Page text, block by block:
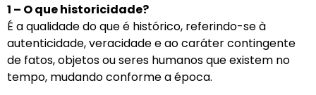
1 – O que historicidade?
É a qualidade do que é histórico, referindo-se à
autenticidade, veracidade e ao caráter contingente
de fatos, objetos ou seres humanos que existem no
tempo, mudando conforme a época.